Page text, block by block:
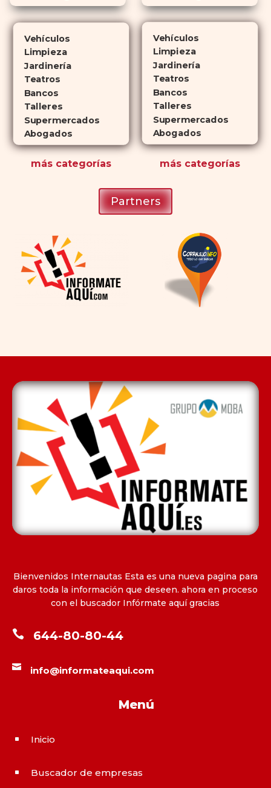
Cialisejerce sus efectos hasta 4
veces más tiempo que Viagra, lo
atractiva para quienes no desean
planificar sus actividades
románticas con antelación.
Vehículos
Limpieza
Jardinería
Teatros
Bancos
Talleres
Supermercados
Abogados
más categorías
Vehículos
Limpieza
Jardinería
Teatros
Bancos
Talleres
Supermercados
Abogados
máscategorías
Partners
Bienvenidos Internautas Esta es una nueva pagina para
daros toda la información que deseen. ahora en proceso
con el buscador Infórmate aquí gracias
 644-80-80-44
 info@informateaqui.com
Menú
^ Inicio
^ Buscador de empresas